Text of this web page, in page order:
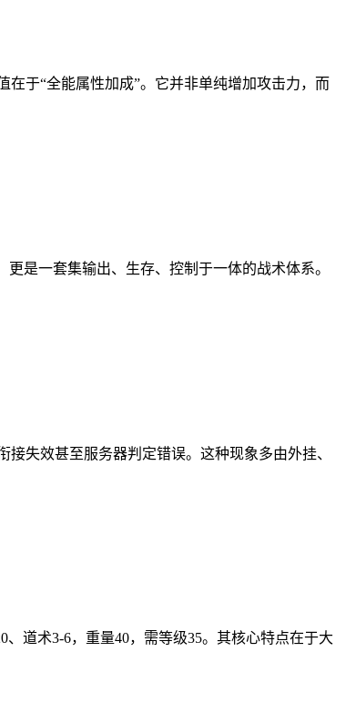
于“全能属性加成”。它并非单纯增加攻击力，而
是一套集输出、生存、控制于一体的战术体系。
失效甚至服务器判定错误。这种现象多由外挂、
道术3-6，重量40，需等级35。其核心特点在于大